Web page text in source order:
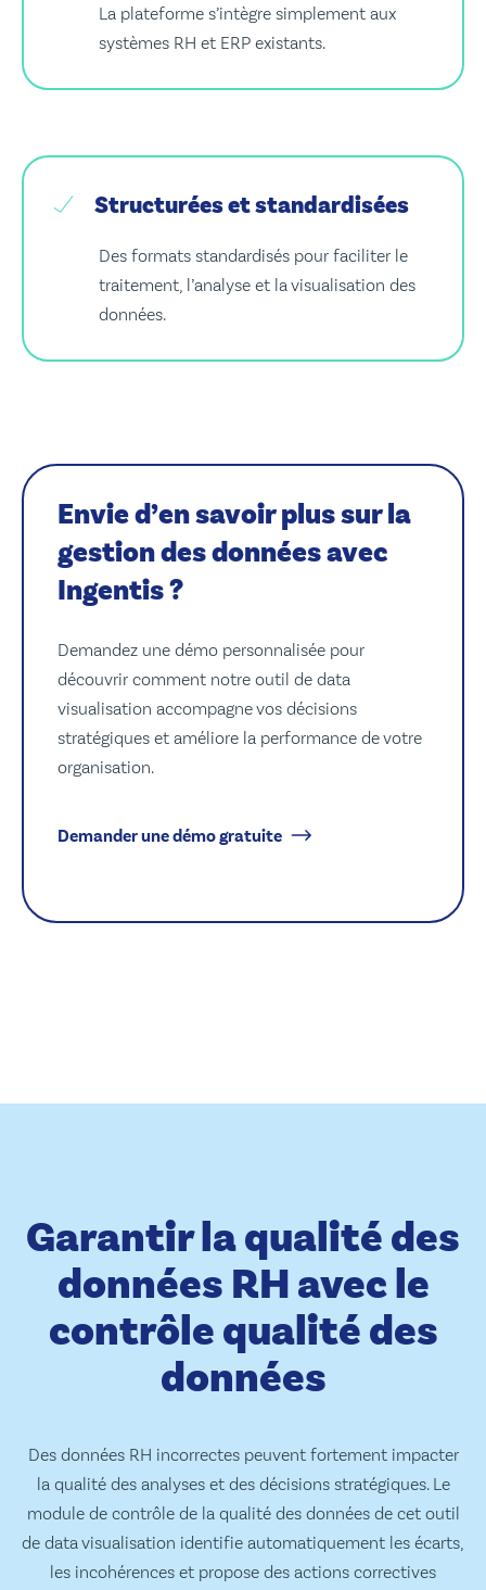
La plateforme s’intègre simplement aux
systèmes RH et ERP existants.
Structurées et standardisées
Des formats standardisés pour faciliter le
traitement, l’analyse et la visualisation des
données.
Envie d’en savoir plus sur la
gestion des données avec
Ingentis ?
Demandez une démo personnalisée pour
découvrir comment notre outil de data
visualisation accompagne vos décisions
stratégiques et améliore la performance de votre
organisation.
Demander une démo gratuite
Garantir la qualité des
données RH avec le
contrôle qualité des
données
Des données RH incorrectes peuvent fortement impacter
la qualité des analyses et des décisions stratégiques. Le
module de contrôle de la qualité des données de cet outil
de data visualisation identifie automatiquement les écarts,
les incohérences et propose des actions correctives